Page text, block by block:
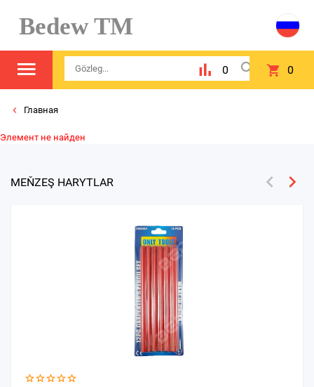
Bedew TM
0 0
Главная
Элемент не найден
MEŇZEŞ HARYTLAR